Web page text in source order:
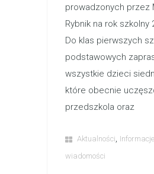
prowadzonych przez
Rybnik na rok szkolny
Do klas pierwszych
podstawowych
wszystkie dzieci
które obecnie
przedszkola oraz
Aktualności, Informacje
wiadomości